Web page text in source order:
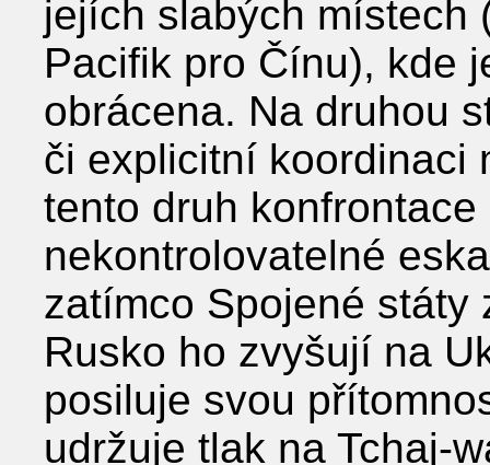
jejích slabých místech
Pacifik pro Čínu), kde
obrácena. Na druhou
či explicitní koordinaci
tento druh
nekontrolovatelné
zatímco Spojené státy
Rusko ho zvyšují na
posiluje svou
udržuje tlak na Tchaj-